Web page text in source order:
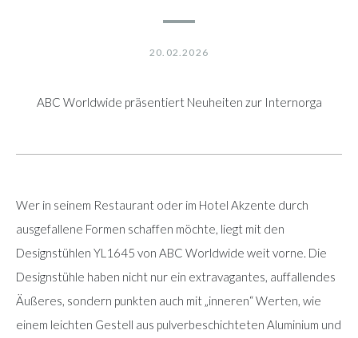
20.02.2026
ABC Worldwide präsentiert Neuheiten zur Internorga
Wer in seinem Restaurant oder im Hotel Akzente durch
ausgefallene Formen schaffen möchte, liegt mit den
Designstühlen YL1645 von ABC Worldwide weit vorne. Die
Designstühle haben nicht nur ein extravagantes, auffallendes
Äußeres, sondern punkten auch mit „inneren“ Werten, wie
einem leichten Gestell aus pulverbeschichteten Aluminium und